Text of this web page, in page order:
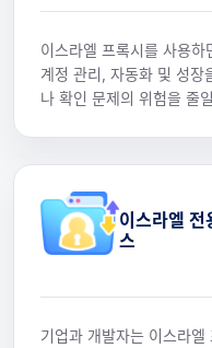
이스라엘 프록시를 사용
계정 관리, 자동화 및 성장
나 확인 문제의 위험을 줄
이스라엘 전
스
기업과 개발자는 이스라